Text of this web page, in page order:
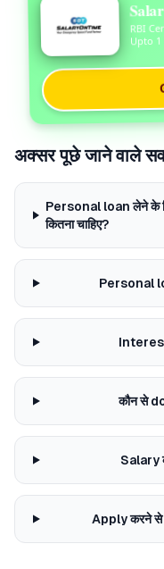
RBI
Upto 1
अक्सर पूछे जाने वाले
Personal loan लेने के
कितना चाहिए?
Personal
Interest
कौन से
Salary
Apply करने से